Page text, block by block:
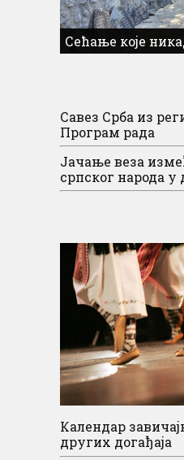
Сећање које
Савез Срба из
Програм рада
Јачање веза
српског народа у
Календар
других догађаја